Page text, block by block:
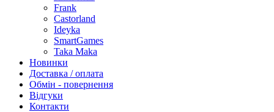
Frank
Castorland
Ideyka
SmartGames
Taka Maka
Новинки
Доставка / оплата
Обмін - повернення
Відгуки
Контакти